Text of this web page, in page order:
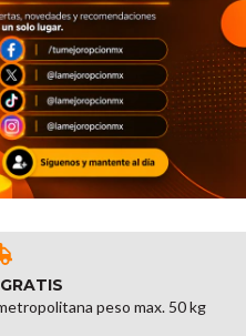
peso max. 50 kg